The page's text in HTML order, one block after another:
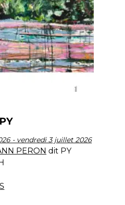
à 19h - Jeudi au Samedi 11h
à 19h
40 48 14 91
- vendredi 3 juillet 2026
PERON dit PY